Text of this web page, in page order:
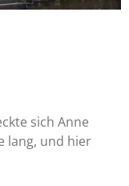
sich Anne
lang, und hier